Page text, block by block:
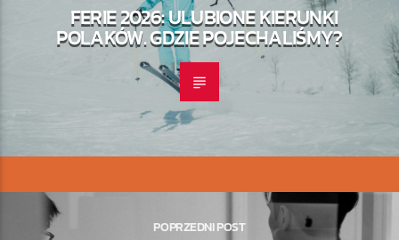
FERIE 2026: ULUBIONE KIERUNKI
POLAKÓW. GDZIE POJECHALIŚMY?
POPRZEDNI POST